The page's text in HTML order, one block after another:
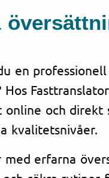
en
Hos
online och direkt
kvalitetsnivåer.
med erfarna